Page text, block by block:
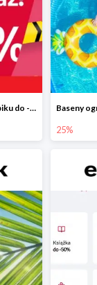
Finał wyprzedaży w Empiku do -70%
25%